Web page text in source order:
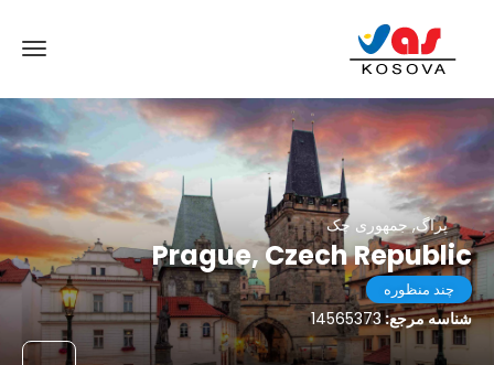
پراگ, جمهوری چک
Prague, Czech Republic
چند منظوره
شناسه مرجع:14565373